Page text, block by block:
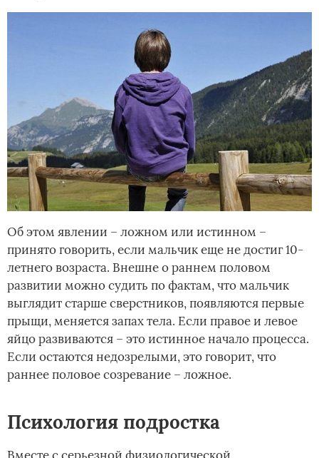
Об этом явлении – ложном или истинном –
принято говорить, если мальчик еще не достиг 10-
летнего возраста. Внешне о раннем половом
развитии можно судить по фактам, что мальчик
выглядит старше сверстников, появляются первые
прыщи, меняется запах тела. Если правое и левое
яйцо развиваются – это истинное начало процесса.
Если остаются недозрелыми, это говорит, что
раннее половое созревание – ложное.
Психология подростка